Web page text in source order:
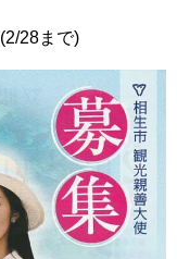
(2/28まで)